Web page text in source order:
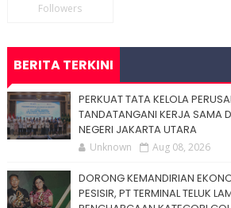
Followers
BERITA TERKINI
PERKUAT TATA KELOLA
TANDATANGANI KERJA SAMA
NEGERI JAKARTA UTARA
Unknown Aug 08, 2026
DORONG KEMANDIRIAN
PESISIR, PT TERMINAL TELUK